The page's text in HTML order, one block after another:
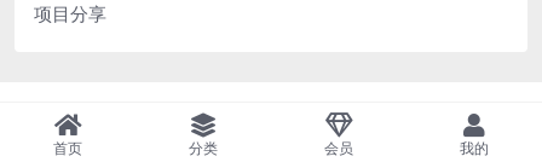
项目分享
首页 分类 会员 我的